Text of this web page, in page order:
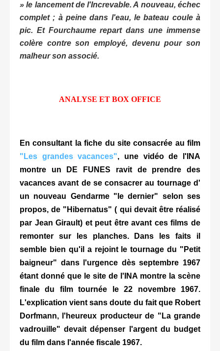
» le lancement de l'Increvable. A nouveau, échec
complet ; à peine dans l'eau, le bateau coule à
pic. Et Fourchaume repart dans une immense
colère contre son employé, devenu pour son
malheur son associé.
ANALYSE ET BOX OFFICE
En consultant la fiche du site consacrée au film
"Les grandes vacances", une vidéo de l'INA
montre un DE FUNES ravit de prendre des
vacances avant de se consacrer au tournage d'
un nouveau Gendarme "le dernier" selon ses
propos, de "Hibernatus" ( qui devait être réalisé
par Jean Girault) et peut être avant ces films de
remonter sur les planches. Dans les faits il
semble bien qu'il a rejoint le tournage du "Petit
baigneur" dans l'urgence dès septembre 1967
étant donné que le site de l'INA montre la scène
finale du film tournée le 22 novembre 1967.
L'explication vient sans doute du fait que Robert
Dorfmann, l'heureux producteur de "La grande
vadrouille" devait dépenser l'argent du budget
du film dans l'année fiscale 1967.